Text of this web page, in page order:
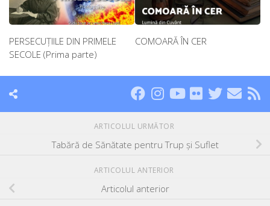
PERSECUȚIILE DIN PRIMELE
SECOLE (Prima parte)
COMOARĂ ÎN CER
ARTICOLUL URMĂTOR
Tabără de Sănătate pentru Trup și Suflet
ARTICOLUL ANTERIOR
Articolul anterior